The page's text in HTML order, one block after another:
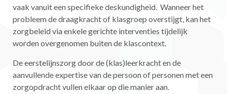
vaak vanuit een specifieke deskundigheid. Wanneer het
probleem de draagkracht of klasgroep overstijgt, kan het
zorgbeleid via enkele gerichte interventies tijdelijk
worden overgenomen buiten de klascontext.
De eerstelijnszorg door de (klas)leerkracht en de
aanvullende expertise van de persoon of personen met een
zorgopdracht vullen elkaar op die manier aan.